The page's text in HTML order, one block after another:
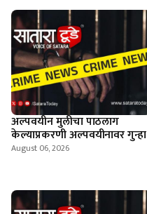
अल्पवयीन मुलीचा पाठलाग
केल्याप्रकरणी अल्पवयीनावर गुन्हा
August 06, 2026